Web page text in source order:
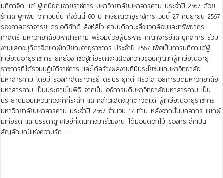
มุทิตาจิต แด่ ผู้เกษียณอายุราชการ มหาวิทยาลัยมหาสารคาม ประจำปี 2567 ด้วย
รักและผูกพัน จากวันนั้น ถึงวันนี้ 60 ปี เกษียณอายุราชการ วันนี้ 27 กันยายน 2567
รองศาสตราจารย์ ดร.อดิศักดิ์ สิงห์สีโว คณบดีคณะสิ่งแวดล้อมและทรัพยากร
ศาสตร์ มหาวิทยาลัยมหาสารคาม พร้อมด้วยผู้บริหาร คณาจารย์และบุคลากร ร่วม
งานแสดงมุทิตาจิตแด่ผู้เกษียณอายุราชการ ประจำปี 2567 เพื่อเป็นการมุทิตาแด่ผู้
เกษียณอายุราชการ ยกย่อง เชิดชูเกียรติและแสดงความขอบคุณแก่ผู้เกษียณอายุ
ราชการที่ได้ร่วมปฏิบัติราชการ และได้สร้างผลงานที่มีประโยชน์แก่มหาวิทยาลัย
มหาสารคาม โดยมี รองศาสตราจารย์ ดร.ประยุกต์ ศรีวิไล อธิการบดีมหาวิทยาลัย
มหาสารคาม เป็นประธานในพิธี จากนั้น อธิการบดีมหาวิทยาลัยมหาสารคาม เป็น
ประธานมอบแหวนทองคำที่ระลึก และกล่าวแสดงมุทิตาจิตแด่ ผู้เกษียณอายุราชการ
มหาวิทยาลัยมหาสารคาม ประจำปี 2567 จำนวน 17 ท่าน หลังจากนั้นบุคลากร แขกผู้
มีเกียรติ และบรรดาลูกศิษย์ที่เดินทางมาร่วมงาน ได้มอบดอกไม้ ของที่ระลึกเป็น
สัญลักษณ์แห่งความรัก …